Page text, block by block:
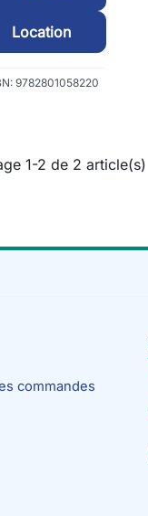
Location
9782801058220
1-2 de 2 article(s)
commandes